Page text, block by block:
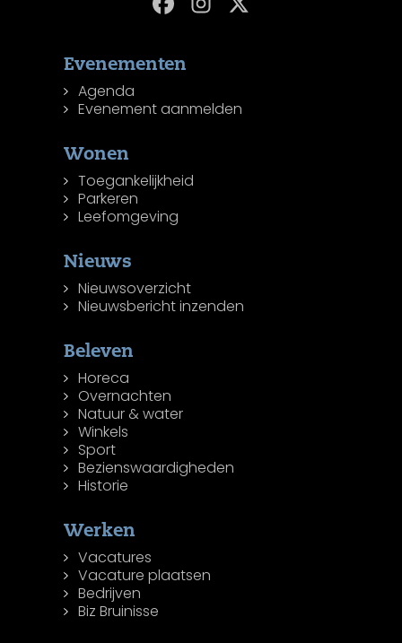
Evenementen
Agenda
Evenement aanmelden
Wonen
Toegankelijkheid
Parkeren
Leefomgeving
Nieuws
Nieuwsoverzicht
Nieuwsbericht inzenden
Beleven
Horeca
Overnachten
Natuur & water
Winkels
Sport
Bezienswaardigheden
Historie
Werken
Vacatures
Vacature plaatsen
Bedrijven
Biz Bruinisse